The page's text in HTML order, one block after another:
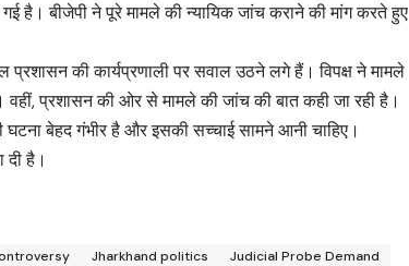
है। बीजेपी ने पूरे मामले की न्यायिक जांच कराने की मांग करते हुए
प्रशासन की कार्यप्रणाली पर सवाल उठने लगे हैं। विपक्ष ने मामले
वहीं, प्रशासन की ओर से मामले की जांच की बात कही जा रही है।
बेहद गंभीर है और इसकी सच्चाई सामने आनी चाहिए।
है।
Jharkhand politics
Judicial Probe Demand